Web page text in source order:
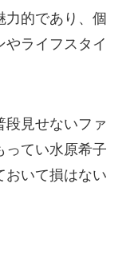
力的であり、個
ライフスタイ
段見せないファ
ってい水原希子
おいて損はない